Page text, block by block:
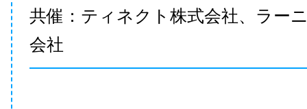
共催：ティネクト株式会社、ラー
会社